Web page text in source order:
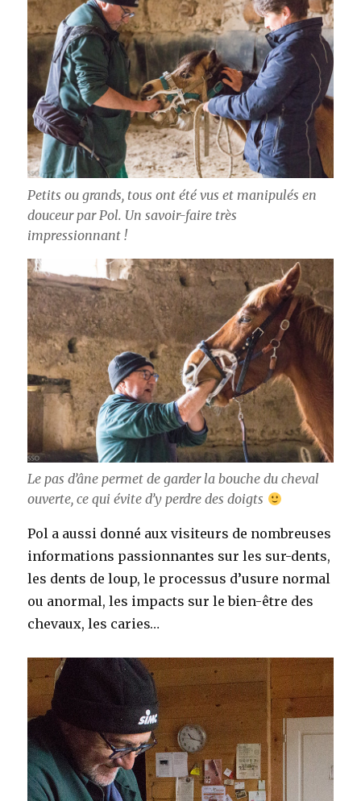
Petits ou grands, tous ont été vus et manipulés en
douceur par Pol. Un savoir-faire très
impressionnant !
Le pas d’âne permet de garder la bouche du cheval
ouverte, ce qui évite d’y perdre des doigts
Pol a aussi donné aux visiteurs de nombreuses
informations passionnantes sur les sur-dents,
les dents de loup, le processus d’usure normal
ou anormal, les impacts sur le bien-être des
chevaux, les caries…